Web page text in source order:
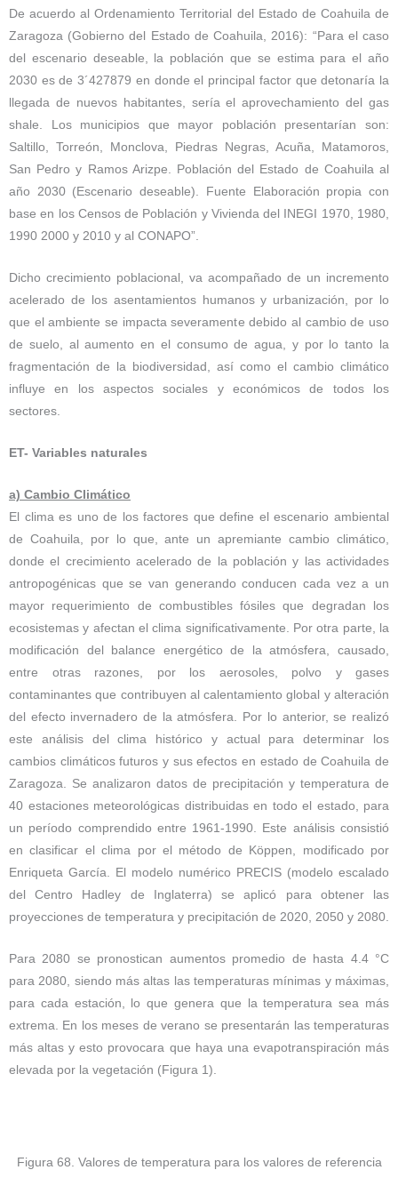
De acuerdo al Ordenamiento Territorial del Estado de Coahuila de
Zaragoza (Gobierno del Estado de Coahuila, 2016): “Para el caso
del escenario deseable, la población que se estima para el año
2030 es de 3´427879 en donde el principal factor que detonaría la
llegada de nuevos habitantes, sería el aprovechamiento del gas
shale. Los municipios que mayor población presentarían son:
Saltillo, Torreón, Monclova, Piedras Negras, Acuña, Matamoros,
San Pedro y Ramos Arizpe. Población del Estado de Coahuila al
año 2030 (Escenario deseable). Fuente Elaboración propia con
base en los Censos de Población y Vivienda del INEGI 1970, 1980,
1990 2000 y 2010 y al CONAPO”.
Dicho crecimiento poblacional, va acompañado de un incremento
acelerado de los asentamientos humanos y urbanización, por lo
que el ambiente se impacta severamente debido al cambio de uso
de suelo, al aumento en el consumo de agua, y por lo tanto la
fragmentación de la biodiversidad, así como el cambio climático
influye en los aspectos sociales y económicos de todos los
sectores.
ET- Variables naturales
a) Cambio Climático
El clima es uno de los factores que define el escenario ambiental
de Coahuila, por lo que, ante un apremiante cambio climático,
donde el crecimiento acelerado de la población y las actividades
antropogénicas que se van generando conducen cada vez a un
mayor requerimiento de combustibles fósiles que degradan los
ecosistemas y afectan el clima significativamente. Por otra parte, la
modificación del balance energético de la atmósfera, causado,
entre otras razones, por los aerosoles, polvo y gases
contaminantes que contribuyen al calentamiento global y alteración
del efecto invernadero de la atmósfera. Por lo anterior, se realizó
este análisis del clima histórico y actual para determinar los
cambios climáticos futuros y sus efectos en estado de Coahuila de
Zaragoza. Se analizaron datos de precipitación y temperatura de
40 estaciones meteorológicas distribuidas en todo el estado, para
un período comprendido entre 1961-1990. Este análisis consistió
en clasificar el clima por el método de Köppen, modificado por
Enriqueta García. El modelo numérico PRECIS (modelo escalado
del Centro Hadley de Inglaterra) se aplicó para obtener las
proyecciones de temperatura y precipitación de 2020, 2050 y 2080.
Para 2080 se pronostican aumentos promedio de hasta 4.4 °C
para 2080, siendo más altas las temperaturas mínimas y máximas,
para cada estación, lo que genera que la temperatura sea más
extrema. En los meses de verano se presentarán las temperaturas
más altas y esto provocara que haya una evapotranspiración más
elevada por la vegetación (Figura 1).
Figura 68. Valores de temperatura para los valores de referencia